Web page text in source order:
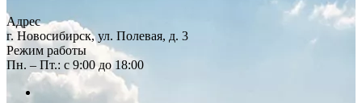
Адрес
г. Новосибирск, ул. Полевая, д. 3
Режим работы
Пн. – Пт.: с 9:00 до 18:00